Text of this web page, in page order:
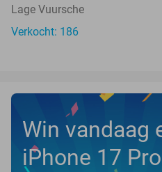
Lage Vuursche
Verkocht: 186
Win vandaag
iPhone 17 Pro